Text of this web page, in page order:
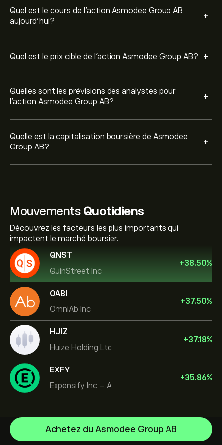
Quel est le cours de l'action Asmodee Group AB
aujourd'hui?
+
Quel est le prix cible de l'action Asmodee Group AB? +
Quelles sont les prévisions des analystes pour
l'action Asmodee Group AB?
+
Quelle est la capitalisation boursière de Asmodee
Group AB?
+
Mouvements Quotidiens
Découvrez les facteurs les plus importants qui
impactent le marché boursier.
QNST
QuinStreet Inc
+38.50%
OABI
OmniAb Inc
+37.50%
HUIZ
Huize Holding Ltd
+37.18%
EXFY
Expensify Inc - A
+35.86%
Achetez du Asmodee Group AB
NVIDIA Corporation